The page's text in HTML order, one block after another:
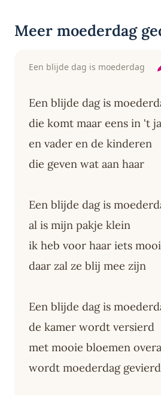
Meer moederdag
Een blijde dag is moederdag
Een blijde dag is
die komt maar eens in 't
en vader en de kinderen
die geven wat aan haar
Een blijde dag is
al is mijn pakje klein
ik heb voor haar iets
daar zal ze blij mee zijn
Een blijde dag is
de kamer wordt versierd
met mooie bloemen
wordt moederdag gevierd